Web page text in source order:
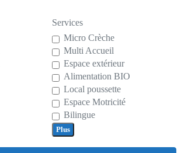
Services
Micro Crèche
Multi Accueil
Espace extérieur
Alimentation BIO
Local poussette
Espace Motricité
Bilingue
Plus